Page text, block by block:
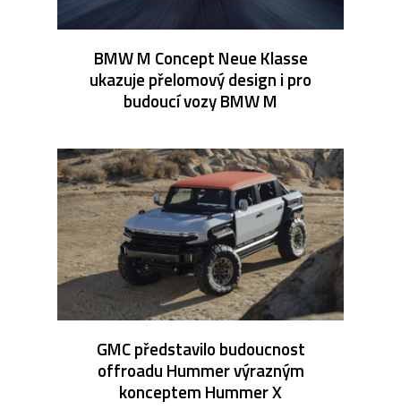
BMW M Concept Neue Klasse
ukazuje přelomový design i pro
budoucí vozy BMW M
GMC představilo budoucnost
offroadu Hummer výrazným
konceptem Hummer X